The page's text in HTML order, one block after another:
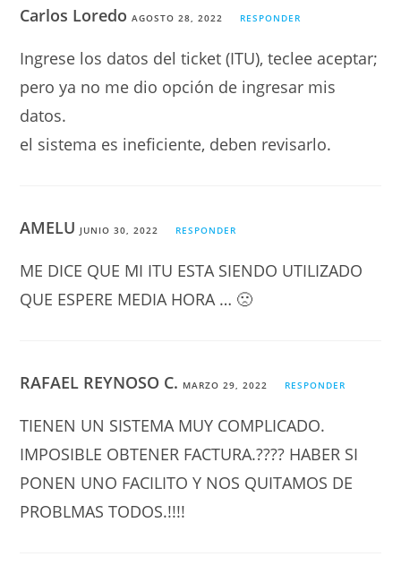
Carlos LoredoAGOSTO 28, 2022 RESPONDER
Ingrese los datos del ticket (ITU), teclee aceptar;
pero ya no me dio opción de ingresar mis
datos.
el sistema es ineficiente, deben revisarlo.
AMELU JUNIO 30, 2022 RESPONDER
ME DICE QUE MI ITU ESTA SIENDO UTILIZADO
QUE ESPERE MEDIA HORA … 🙁
RAFAEL REYNOSO C. MARZO 29, 2022 RESPONDER
TIENEN UN SISTEMA MUY COMPLICADO.
IMPOSIBLE OBTENER FACTURA.???? HABER SI
PONEN UNO FACILITO Y NOS QUITAMOS DE
PROBLMAS TODOS.!!!!